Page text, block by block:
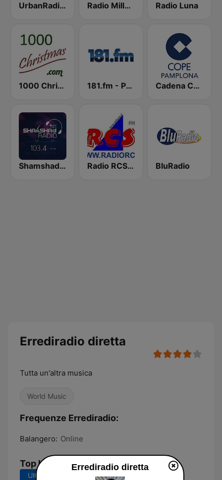
UrbanRadio - Hip Hop & RnB Radio Mille Cuori Radio Luna
1000 Christmas 181.fm - Power 181 (Top 40) Cadena COPE Pamplona
Shamshad FM Radio RCS Verona BluRadio
Errediradio diretta
Tutta un'altra musica
World Music
Frequenze Errediradio:
Balangero: Online
Top brani
Ultimi 7 giorni Ultimi 30 giorni
Errediradio diretta